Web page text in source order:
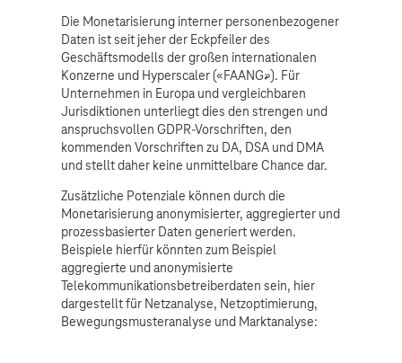
Die Monetarisierung interner personenbezogener
Daten ist seit jeher der Eckpfeiler des
Geschäftsmodells der großen internationalen
Konzerne und Hyperscaler («FAANG»). Für
Unternehmen in Europa und vergleichbaren
Jurisdiktionen unterliegt dies den strengen und
anspruchsvollen GDPR-Vorschriften, den
kommenden Vorschriften zu DA, DSA und DMA
und stellt daher keine unmittelbare Chance dar.
Zusätzliche Potenziale können durch die
Monetarisierung anonymisierter, aggregierter und
prozessbasierter Daten generiert werden.
Beispiele hierfür könnten zum Beispiel
aggregierte und anonymisierte
Telekommunikationsbetreiberdaten sein, hier
dargestellt für Netzanalyse, Netzoptimierung,
Bewegungsmusteranalyse und Marktanalyse: